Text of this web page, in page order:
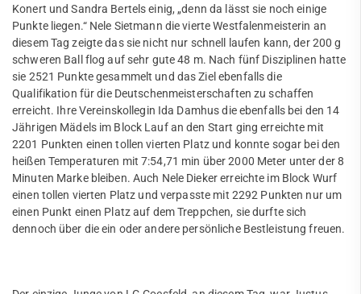
Konert und Sandra Bertels einig, „denn da lässt sie noch einige
Punkte liegen.“ Nele Sietmann die vierte Westfalenmeisterin an
diesem Tag zeigte das sie nicht nur schnell laufen kann, der 200 g
schweren Ball flog auf sehr gute 48 m. Nach fünf Disziplinen hatte
sie 2521 Punkte gesammelt und das Ziel ebenfalls die
Qualifikation für die Deutschenmeisterschaften zu schaffen
erreicht. Ihre Vereinskollegin Ida Damhus die ebenfalls bei den 14
Jährigen Mädels im Block Lauf an den Start ging erreichte mit
2201 Punkten einen tollen vierten Platz und konnte sogar bei den
heißen Temperaturen mit 7:54,71 min über 2000 Meter unter der 8
Minuten Marke bleiben. Auch Nele Dieker erreichte im Block Wurf
einen tollen vierten Platz und verpasste mit 2292 Punkten nur um
einen Punkt einen Platz auf dem Treppchen, sie durfte sich
dennoch über die ein oder andere persönliche Bestleistung freuen.
Wettkampfturnen
mobile
Freizeit
Service
SportWelt
Citylauf